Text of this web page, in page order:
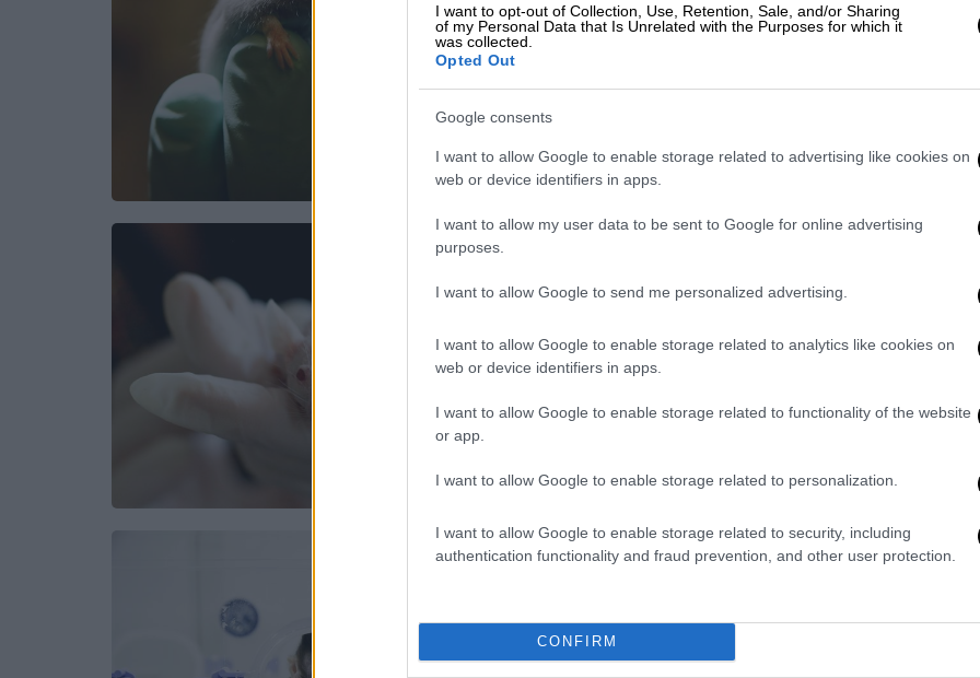
I want to opt-out of Collection, Use, Retention, Sale, and/or Sharing
of my Personal Data that Is Unrelated with the Purposes for which it
was collected.
Opted Out
Google consents
I want to allow Google to enable storage related to advertising like cookies on
web or device identifiers in apps.
I want to allow my user data to be sent to Google for online advertising
purposes.
I want to allow Google to send me personalized advertising.
I want to allow Google to enable storage related to analytics like cookies on
web or device identifiers in apps.
I want to allow Google to enable storage related to functionality of the website
or app.
I want to allow Google to enable storage related to personalization.
I want to allow Google to enable storage related to security, including
authentication functionality and fraud prevention, and other user protection.
CONFIRM
αναζητούν εναλλακτικές
Η εξέλιξη πρέπει να αποκτήσει πιο
ανθρώπινο πρόσωπο
Έμαθαν σε ποντίκια να παίζουν
ζήτημα
απολαμβάνουν το παιχνίδι - Τι
Κόσμος| 24.01.2019 11:18
δημιούργησαν μαϊμούδες με
νευροψυχικές διαταραχές